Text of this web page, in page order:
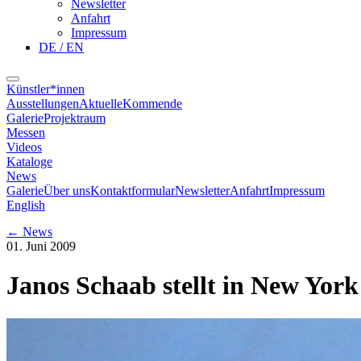
Newsletter
Anfahrt
Impressum
DE / EN
Künstler*innen
AusstellungenAktuelleKommende
GalerieProjektraum
Messen
Videos
Kataloge
News
GalerieÜber unsKontaktformularNewsletterAnfahrtImpressum
English
← News
01. Juni 2009
Janos Schaab stellt in New